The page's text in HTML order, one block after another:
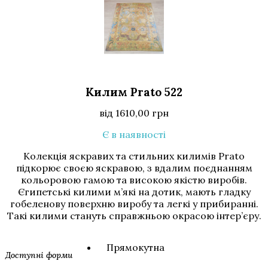
Килим Prato 522
від 1610,00 грн
Є в наявності
Колекція яскравих та стильних килимів Prato
підкорює своєю яскравою, з вдалим поєднанням
кольоровою гамою та високою якістю виробів.
Єгипетські килими м’які на дотик, мають гладку
гобеленову поверхню виробу та легкі у прибиранні.
Такі килими стануть справжньою окрасою інтер’єру.
Доступні форми
Прямокутна